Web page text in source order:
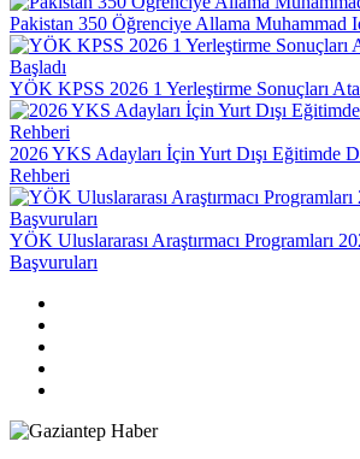
Pakistan 350 Öğrenciye Allama Muhammad
YÖK KPSS 2026 1 Yerleştirme Sonuçları
2026 YKS Adayları İçin Yurt Dışı Eğitimde
Rehberi
YÖK Uluslararası Araştırmacı Programları
Başvuruları